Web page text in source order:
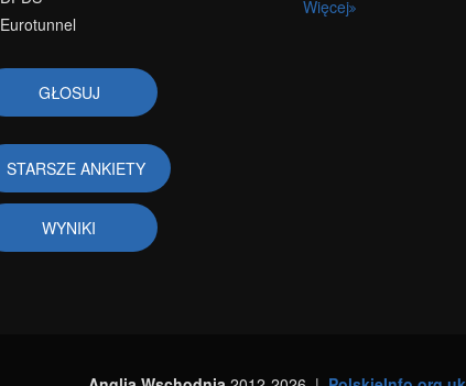
Eurotunnel
STARSZE ANKIETY
WYNIKI
Więcej